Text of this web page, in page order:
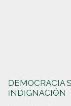
DEMOCRACIA
INDIGNACIÓN